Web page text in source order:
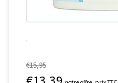
€15,95